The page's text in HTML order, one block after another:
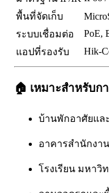
พื้นที่จัดเก็บ
ระบบเชื่อมต่อ
PoE,
แอปที่รองรับ
Hik-
🏠 เหมาะสำหรับก
บ้านพักอาศัยแล
อาคารสำนักงา
โรงเรียน มหาวิ